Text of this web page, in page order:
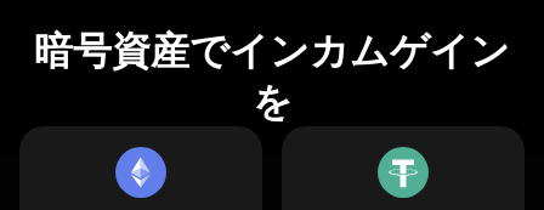
暗号資産でインカムゲイン
を